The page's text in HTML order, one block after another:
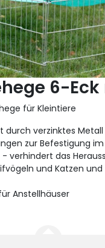
6-Eck
für Kleintiere
verzinktes Metall
zur Befestigung im
- verhindert das
und Katzen
Anstellhäuser